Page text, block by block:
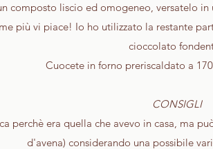
composto liscio ed omogeneo, versatelo
più vi piace! Io ho utilizzato la restante
cioccolato
Cuocete in forno preriscaldato a
CONSIGLI
perchè era quella che avevo in casa, ma
d'avena) considerando una possibile